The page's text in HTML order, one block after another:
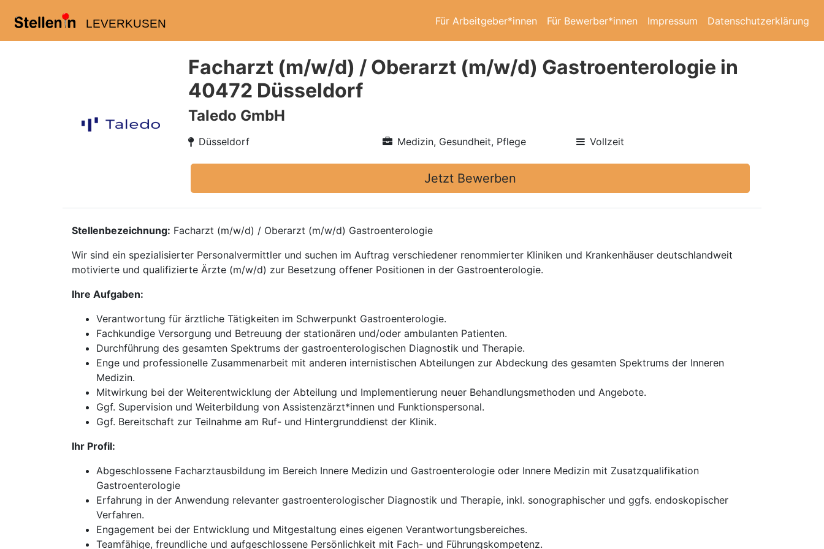
LEVERKUSEN Für Arbeitgeber*innen Für Bewerber*innen Impressum Datenschutzerklärung
Facharzt (m/w/d) / Oberarzt (m/w/d) Gastroenterologie in
40472 Düsseldorf
Taledo GmbH
Düsseldorf Medizin, Gesundheit, Pflege Vollzeit
Jetzt Bewerben
Stellenbezeichnung: Facharzt (m/w/d) / Oberarzt (m/w/d) Gastroenterologie
Wir sind ein spezialisierter Personalvermittler und suchen im Auftrag verschiedener renommierter Kliniken und Krankenhäuser deutschlandweit
motivierte und qualifizierte Ärzte (m/w/d) zur Besetzung offener Positionen in der Gastroenterologie.
Ihre Aufgaben:
Verantwortung für ärztliche Tätigkeiten im Schwerpunkt Gastroenterologie.
Fachkundige Versorgung und Betreuung der stationären und/oder ambulanten Patienten.
Durchführung des gesamten Spektrums der gastroenterologischen Diagnostik und Therapie.
Enge und professionelle Zusammenarbeit mit anderen internistischen Abteilungen zur Abdeckung des gesamten Spektrums der Inneren
Medizin.
Mitwirkung bei der Weiterentwicklung der Abteilung und Implementierung neuer Behandlungsmethoden und Angebote.
Ggf. Supervision und Weiterbildung von Assistenzärzt*innen und Funktionspersonal.
Ggf. Bereitschaft zur Teilnahme am Ruf- und Hintergrunddienst der Klinik.
Ihr Profil:
Abgeschlossene Facharztausbildung im Bereich Innere Medizin und Gastroenterologie oder Innere Medizin mit Zusatzqualifikation
Gastroenterologie
Erfahrung in der Anwendung relevanter gastroenterologischer Diagnostik und Therapie, inkl. sonographischer und ggfs. endoskopischer
Verfahren.
Engagement bei der Entwicklung und Mitgestaltung eines eigenen Verantwortungsbereiches.
Teamfähige, freundliche und aufgeschlossene Persönlichkeit mit Fach- und Führungskompetenz.